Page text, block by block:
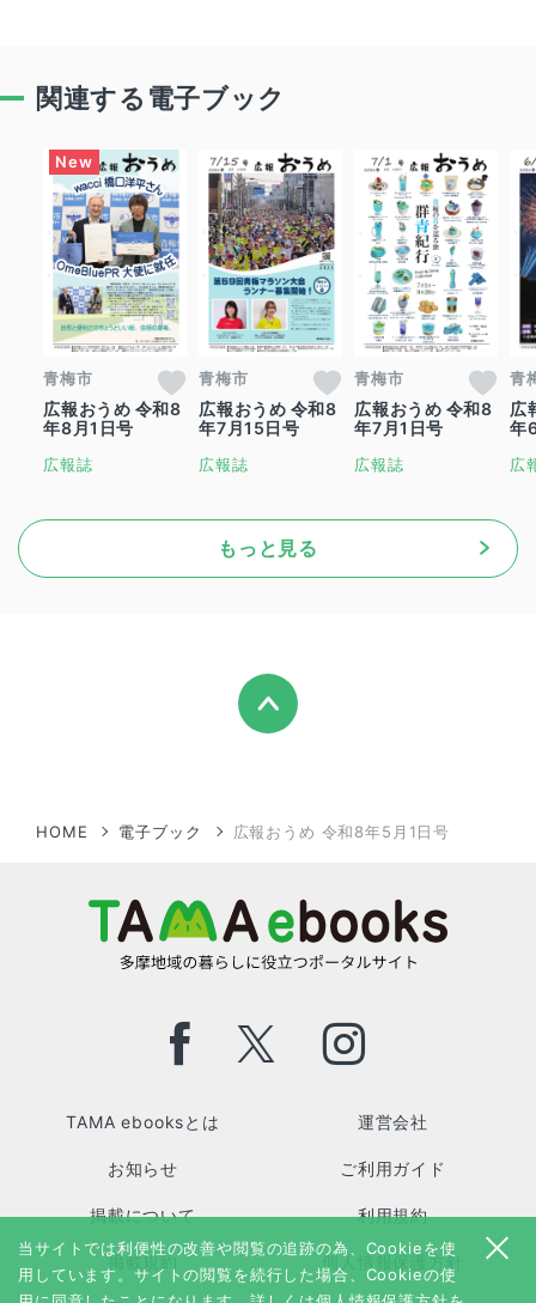
関連する電子ブック
青梅市
広報おうめ 令和8
年8月1日号
広報誌
青梅市
広報おうめ 令和8
年7月15日号
広報誌
青梅市
広報おうめ 令和8
年7月1日号
広報誌
青
広
年
広
もっと見る
HOME 電子ブック 広報おうめ 令和8年5月1日号
TAMA ebooksとは 運営会社
お知らせ ご利用ガイド
掲載について 利用規約
掲載規約 個人情報保護方針
当サイトでは利便性の改善や閲覧の追跡の為、Cookieを使
用しています。サイトの閲覧を続行した場合、Cookieの使